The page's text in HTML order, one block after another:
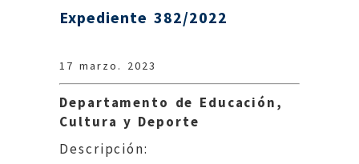
Expediente 382/2022
17 marzo. 2023
Departamento de Educación,
Cultura y Deporte
Descripción: